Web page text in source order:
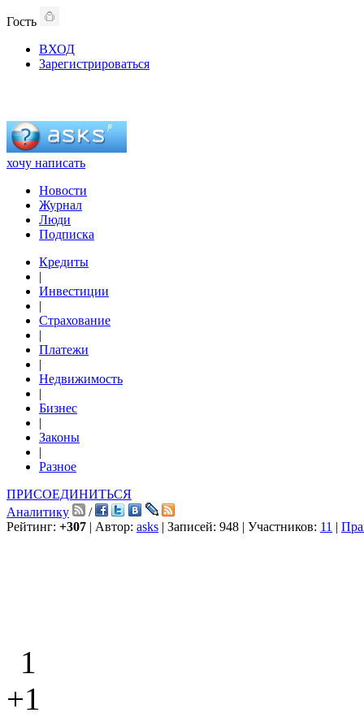
Гость
ВХОД
Зарегистрироваться
хочу написать
Новости
Журнал
Люди
Подписка
Кредиты
|
Инвестиции
|
Страхование
|
Платежи
|
Недвижимость
|
Бизнес
|
Законы
|
Разное
ПРИСОЕДИНИТЬСЯ
Аналитику
/
Рейтинг: +307 | Автор: asks | Записей: 948 | Участников: 11 |
1
+1